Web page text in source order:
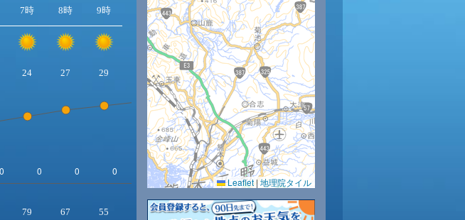
7時 8時 9時 10時 11時 12時 13時 14時
24 27 29 33 35 33 32
79 67 55 48 44 50 57
Leaflet | 地理院タイル